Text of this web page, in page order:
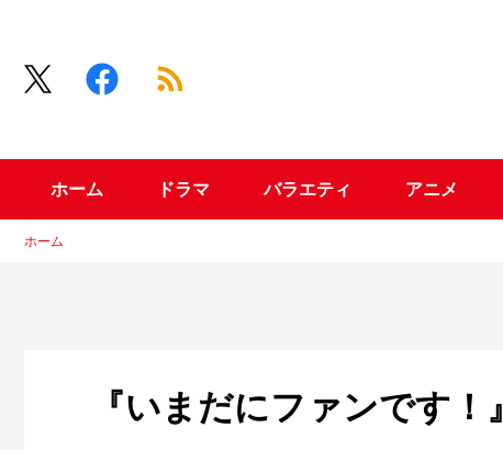
ホーム ドラマ バラエティ アニメ
ホーム
『いまだにファンです！』